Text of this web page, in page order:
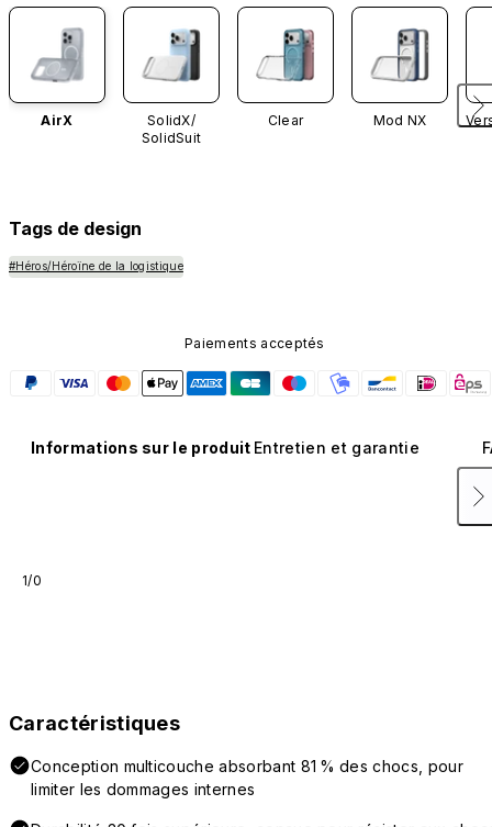
AirX
SolidX/
SolidSuit
Clear Mod NX
Tags de design
#Héros/Héroïne de la logistique
Paiements acceptés
Informations sur le produit Entretien et garantie
1/0
Caractéristiques
Conception multicouche absorbant 81 % des chocs, pour
limiter les dommages internes